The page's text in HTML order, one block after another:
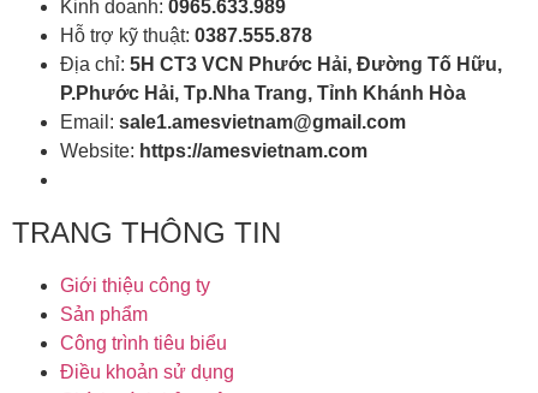
Kinh doanh: 0965.633.989
Hỗ trợ kỹ thuật: 0387.555.878
Địa chỉ: 5H CT3 VCN Phước Hải, Đường Tố Hữu,
P.Phước Hải, Tp.Nha Trang, Tỉnh Khánh Hòa
Email: sale1.amesvietnam@gmail.com
Website: https://amesvietnam.com
TRANG THÔNG TIN
Giới thiệu công ty
Sản phẩm
Công trình tiêu biểu
Điều khoản sử dụng